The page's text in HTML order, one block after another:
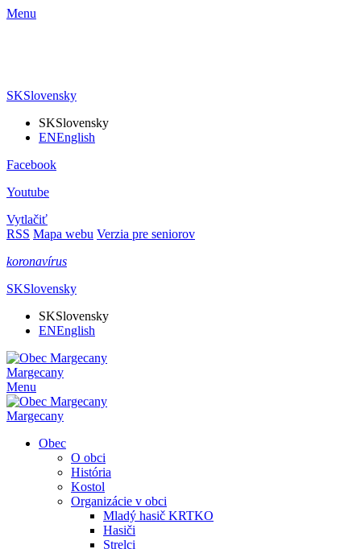
Menu
SKSlovensky
SKSlovensky
ENEnglish
Facebook
Youtube
Vytlačiť
RSS Mapa webu Verzia pre seniorov
koronavírus
SKSlovensky
SKSlovensky
ENEnglish
Margecany
Menu
Margecany
Obec
O obci
História
Kostol
Organizácie v obci
Mladý hasič KRTKO
Hasiči
Strelci